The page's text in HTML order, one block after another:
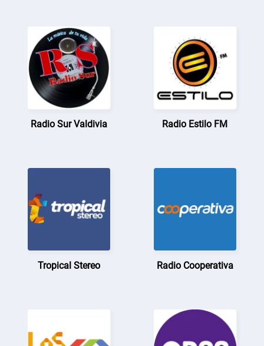
Radio Sur Valdivia Radio Estilo FM
Tropical Stereo Radio Cooperativa